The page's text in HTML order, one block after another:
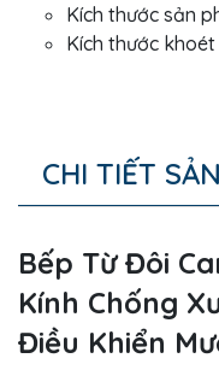
Kích thước sản
Kích thước
CHI TIẾT
Bếp Từ Đôi
Kính Chống
Điều Khiển